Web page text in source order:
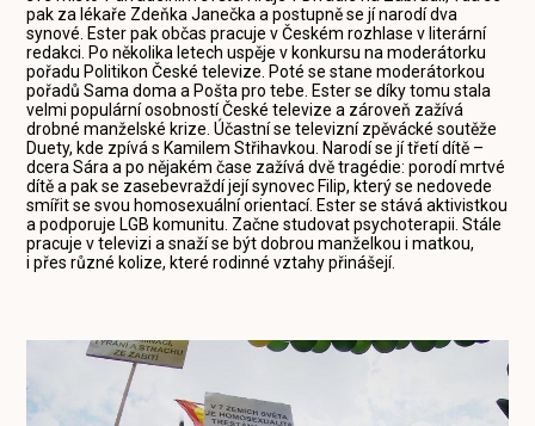
pak za lékaře Zdeňka Janečka a postupně se jí narodí dva
synové. Ester pak občas pracuje v Českém rozhlase v literární
redakci. Po několika letech uspěje v konkursu na moderátorku
pořadu Politikon České televize. Poté se stane moderátorkou
pořadů Sama doma a Pošta pro tebe. Ester se díky tomu stala
velmi populární osobností České televize a zároveň zažívá
drobné manželské krize. Účastní se televizní zpěvácké soutěže
Duety, kde zpívá s Kamilem Střihavkou. Narodí se jí třetí dítě –
dcera Sára a po nějakém čase zažívá dvě tragédie: porodí mrtvé
dítě a pak se zasebevraždí její synovec Filip, který se nedovede
smířit se svou homosexuální orientací. Ester se stává aktivistkou
a podporuje LGB komunitu. Začne studovat psychoterapii. Stále
pracuje v televizi a snaží se být dobrou manželkou i matkou,
i přes různé kolize, které rodinné vztahy přinášejí.